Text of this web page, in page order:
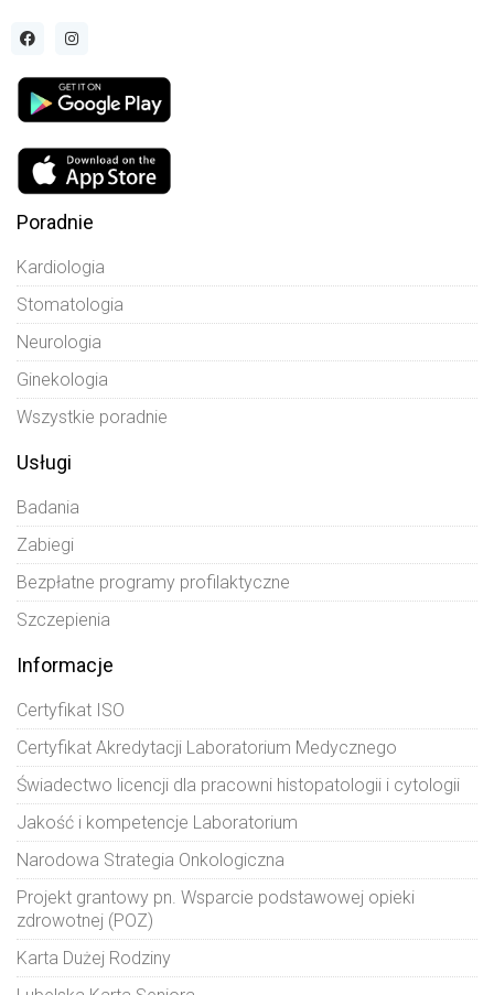
Poradnie
Kardiologia
Stomatologia
Neurologia
Ginekologia
Wszystkie poradnie
Usługi
Badania
Zabiegi
Bezpłatne programy profilaktyczne
Szczepienia
Informacje
Certyfikat ISO
Certyfikat Akredytacji Laboratorium Medycznego
Świadectwo licencji dla pracowni histopatologii i cytologii
Jakość i kompetencje Laboratorium
Narodowa Strategia Onkologiczna
Projekt grantowy pn. Wsparcie podstawowej opieki
zdrowotnej (POZ)
Karta Dużej Rodziny